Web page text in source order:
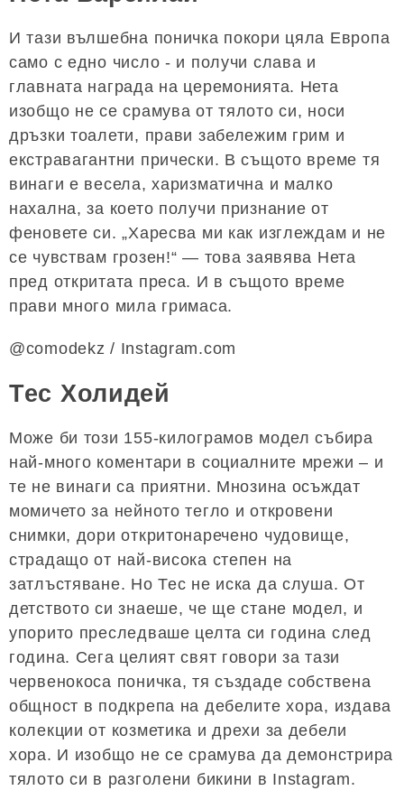
И тази вълшебна поничка покори цяла Европа
само с едно число - и получи слава и
главната награда на церемонията. Нета
изобщо не се срамува от тялото си, носи
дръзки тоалети, прави забележим грим и
екстравагантни прически. В същото време тя
винаги е весела, харизматична и малко
нахална, за което получи признание от
феновете си. „Харесва ми как изглеждам и не
се чувствам грозен!“ — това заявява Нета
пред откритата преса. И в същото време
прави много мила гримаса.
@comodekz / Instagram.com
Тес Холидей
Може би този 155-килограмов модел събира
най-много коментари в социалните мрежи – и
те не винаги са приятни. Мнозина осъждат
момичето за нейното тегло и откровени
снимки, дори откритонаречено чудовище,
страдащо от най-висока степен на
затлъстяване. Но Тес не иска да слуша. От
детството си знаеше, че ще стане модел, и
упорито преследваше целта си година след
година. Сега целият свят говори за тази
червенокоса поничка, тя създаде собствена
общност в подкрепа на дебелите хора, издава
колекции от козметика и дрехи за дебели
хора. И изобщо не се срамува да демонстрира
тялото си в разголени бикини в Instagram.